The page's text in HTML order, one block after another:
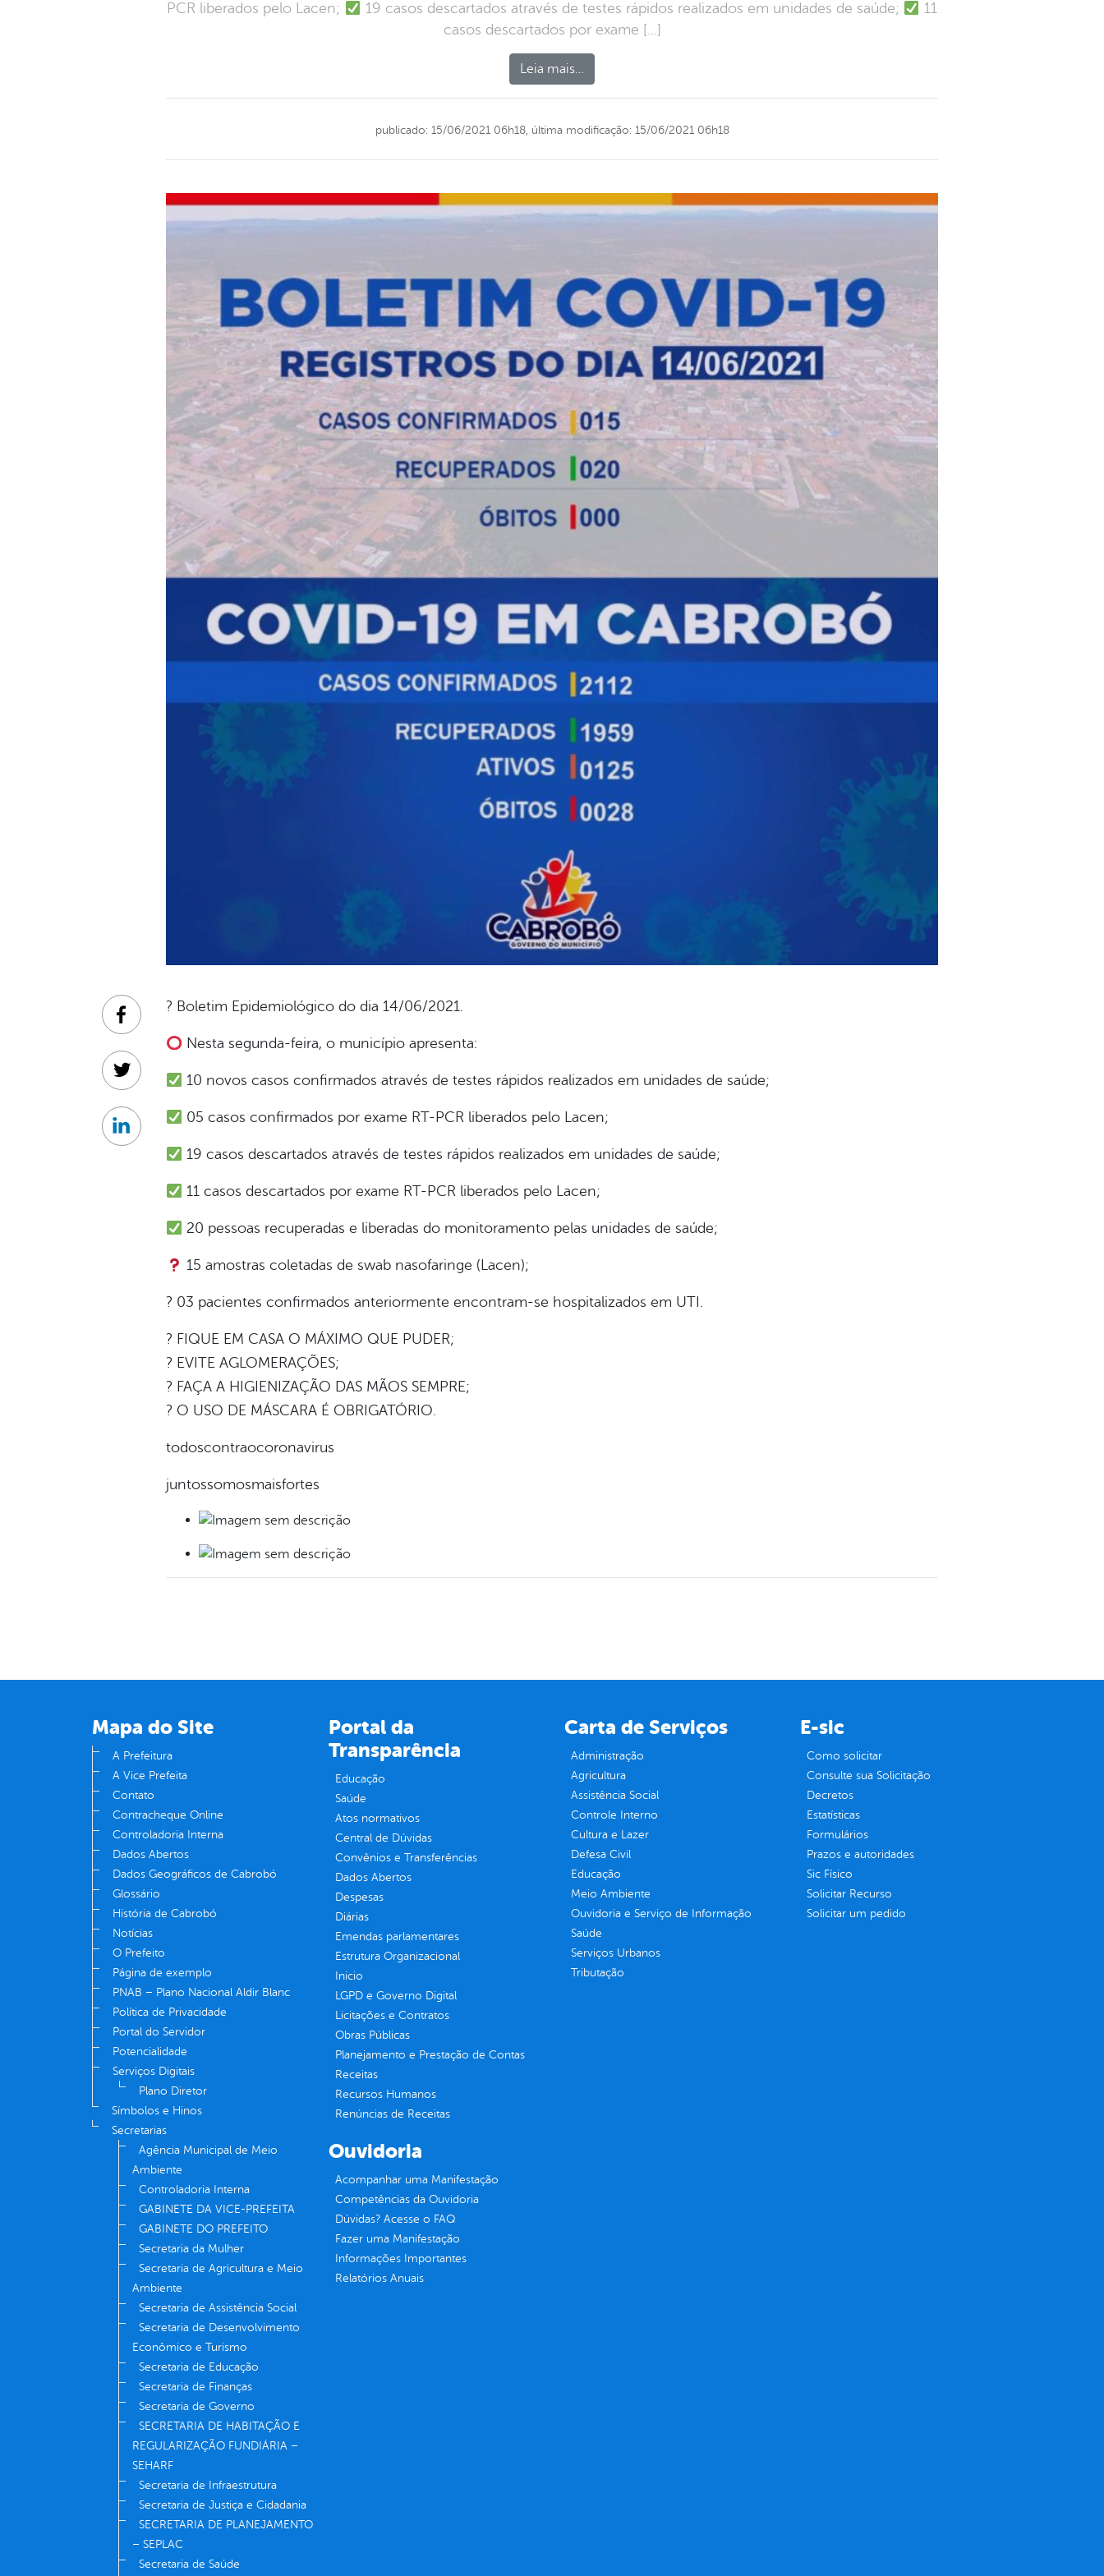
PCR liberados pelo Lacen;
19 casos descartados através de testes rápidos realizados em unidades de saúde;
11
casos descartados por exame […]
Leia mais…
publicado: 15/06/2021 06h18, última modificação: 15/06/2021 06h18
? Boletim Epidemiológico do dia 14/06/2021.
Nesta segunda-feira, o município apresenta:
10 novos casos confirmados através de testes rápidos realizados em unidades de saúde;
05 casos confirmados por exame RT-PCR liberados pelo Lacen;
19 casos descartados através de testes rápidos realizados em unidades de saúde;
11 casos descartados por exame RT-PCR liberados pelo Lacen;
20 pessoas recuperadas e liberadas do monitoramento pelas unidades de saúde;
15 amostras coletadas de swab nasofaringe (Lacen);
? 03 pacientes confirmados anteriormente encontram-se hospitalizados em UTI.
? FIQUE EM CASA O MÁXIMO QUE PUDER;
? EVITE AGLOMERAÇÕES;
? FAÇA A HIGIENIZAÇÃO DAS MÃOS SEMPRE;
? O USO DE MÁSCARA É OBRIGATÓRIO.
todoscontraocoronavirus
juntossomosmaisfortes
Facebook
Twitter
Linkedin
Mapa do Site
A Prefeitura
A Vice Prefeita
Contato
Contracheque Online
Controladoria Interna
Dados Abertos
Dados Geográficos de Cabrobó
Glossário
História de Cabrobó
Notícias
O Prefeito
Página de exemplo
PNAB – Plano Nacional Aldir Blanc
Política de Privacidade
Portal do Servidor
Potencialidade
Serviços Digitais
Plano Diretor
Símbolos e Hinos
Secretarias
Agência Municipal de Meio
Ambiente
Controladoria Interna
GABINETE DA VICE-PREFEITA
GABINETE DO PREFEITO
Secretaria da Mulher
Secretaria de Agricultura e Meio
Ambiente
Secretaria de Assistência Social
Secretaria de Desenvolvimento
Econômico e Turismo
Secretaria de Educação
Secretaria de Finanças
Secretaria de Governo
SECRETARIA DE HABITAÇÃO E
REGULARIZAÇÃO FUNDIÁRIA –
SEHARF
Secretaria de Infraestrutura
Secretaria de Justiça e Cidadania
SECRETARIA DE PLANEJAMENTO
– SEPLAC
Secretaria de Saúde
Portal da
Transparência
Educação
Saúde
Atos normativos
Central de Dúvidas
Convênios e Transferências
Dados Abertos
Despesas
Diárias
Emendas parlamentares
Estrutura Organizacional
Inicio
LGPD e Governo Digital
Licitações e Contratos
Obras Públicas
Planejamento e Prestação de Contas
Receitas
Recursos Humanos
Renúncias de Receitas
Carta de Serviços
Administração
Agricultura
Assistência Social
Controle Interno
Cultura e Lazer
Defesa Civil
Educação
Meio Ambiente
Ouvidoria e Serviço de Informação
Saúde
Serviços Urbanos
Tributação
E-sic
Como solicitar
Consulte sua Solicitação
Decretos
Estatísticas
Formulários
Prazos e autoridades
Sic Físico
Solicitar Recurso
Solicitar um pedido
Ouvidoria
Acompanhar uma Manifestação
Competências da Ouvidoria
Dúvidas? Acesse o FAQ
Fazer uma Manifestação
Informações Importantes
Relatórios Anuais